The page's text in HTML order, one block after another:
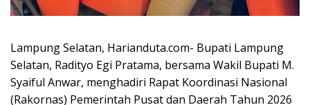
Lampung Selatan, Harianduta.com- Bupati Lampung
Selatan, Radityo Egi Pratama, bersama Wakil Bupati M.
Syaiful Anwar, menghadiri Rapat Koordinasi Nasional
(Rakornas) Pemerintah Pusat dan Daerah Tahun 2026